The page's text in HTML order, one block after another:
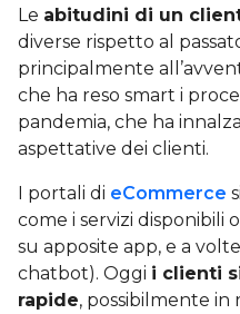
Le abitudini di un
diverse rispetto al
principalmente
che ha reso smart i
pandemia, che ha
aspettative dei clienti.
I portali di eCommerce
come i servizi disponibili
su apposite app, e a
chatbot). Oggi i clienti
rapide, possibilmente